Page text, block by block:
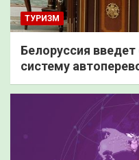
ТУРИЗМ
Белоруссия
систему